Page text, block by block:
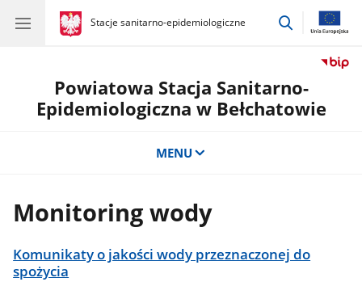
gov.pl
Stacje sanitarno-epidemiologiczne
gov.pl
Stacje
przejdź
Powiatowa Stacja Sanitarno-
Epidemiologiczna w Bełchatowie
MENU
Monitoring wody
Komunikaty o jakości wody przeznaczonej do
spożycia